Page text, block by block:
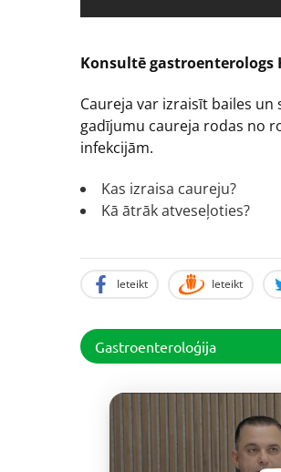
Konsultē gastroenterologs
Caureja var izraisīt bailes
gadījumu caureja rodas no
infekcijām.
Kas izraisa caureju?
Kā ātrāk atveseļoties?
Ieteikt Ieteikt
Gastroenteroloģija